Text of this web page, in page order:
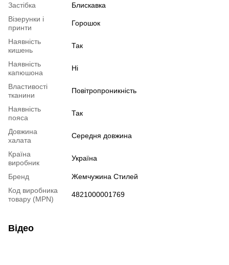
Застібка
Блискавка
Візерунки і
принти
Горошок
Наявність
кишень
Так
Наявність
капюшона
Ні
Властивості
тканини
Повітропроникність
Наявність
пояса
Так
Довжина
халата
Середня довжина
Країна
виробник
Україна
Бренд
Жемчужина Стилей
Код виробника
товару (MPN)
4821000001769
Відео